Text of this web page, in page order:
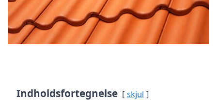
Indholdsfortegnelse skjul